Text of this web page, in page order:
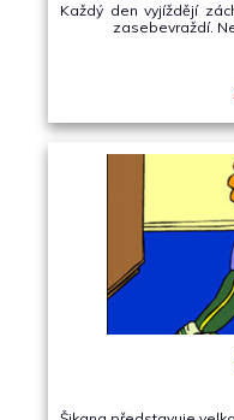
Každý den vyjíždějí
zasebevraždí.